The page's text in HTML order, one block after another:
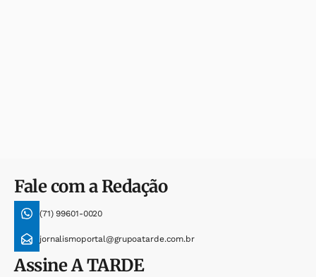
Fale com a Redação
(71) 99601-0020
jornalismoportal@grupoatarde.com.br
AssineA TARDE